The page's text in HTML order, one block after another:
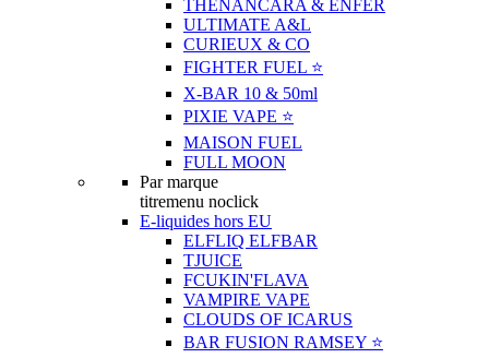
THENANCARA & ENFER
ULTIMATE A&L
CURIEUX & CO
FIGHTER FUEL ⭐️
X-BAR 10 & 50ml
PIXIE VAPE ⭐️
MAISON FUEL
FULL MOON
Par marque
titremenu noclick
E-liquides hors EU
ELFLIQ ELFBAR
TJUICE
FCUKIN'FLAVA
VAMPIRE VAPE
CLOUDS OF ICARUS
BAR FUSION RAMSEY ⭐️